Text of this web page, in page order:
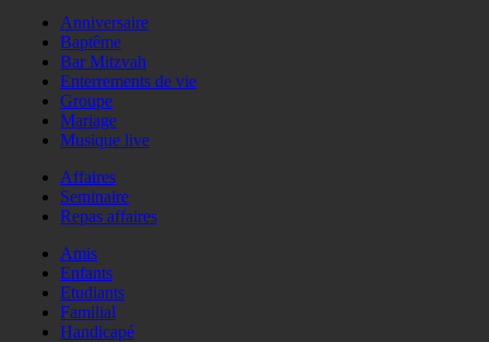
Anniversaire
Baptême
Bar Mitzvah
Enterrements de vie
Groupe
Mariage
Musique live
Affaires
Seminaire
Repas affaires
Amis
Enfants
Etudiants
Familial
Handicapé